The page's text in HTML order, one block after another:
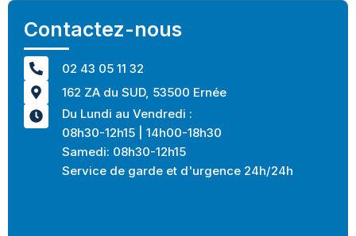
Contactez-nous
02 43 05 11 32
162 ZA du SUD, 53500 Ernée
Du Lundi au Vendredi :
08h30-12h15 | 14h00-18h30
Samedi: 08h30-12h15
Service de garde et d'urgence 24h/24h